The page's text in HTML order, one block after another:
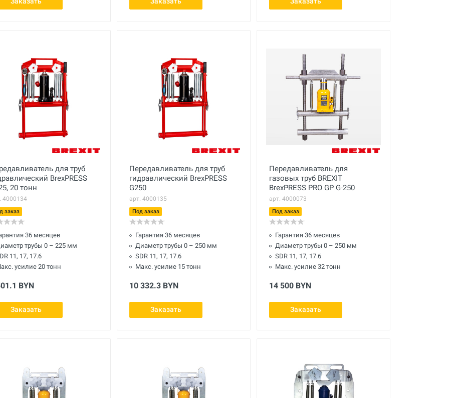
для труб
BrexPRESS
20 тонн
4000134
заказ
36 месяцев
трубы 0 – 225 мм
11, 17, 17.6
усилие 20 тонн
BYN
Заказать
Передавливатель для труб
гидравлический BrexPRESS
G250
арт. 4000135
Под заказ
Гарантия 36 месяцев
Диаметр трубы 0 – 250 мм
SDR 11, 17, 17.6
Макс. усилие 15 тонн
10 332.3 BYN
Заказать
Передавливатель для
газовых труб BREXIT
BrexPRESS PRO GP G-250
арт. 4000073
Под заказ
Гарантия 36 месяцев
Диаметр трубы 0 – 250 мм
SDR 11, 17, 17.6
Макс. усилие 32 тонн
14 500 BYN
Заказать